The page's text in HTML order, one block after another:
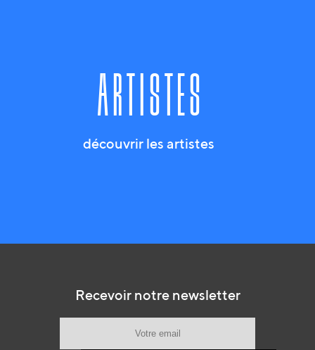
artistes
découvrir les artistes
Recevoir notre newsletter